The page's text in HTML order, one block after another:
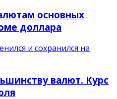
основных
доллара
и сохранился на
валют. Курс